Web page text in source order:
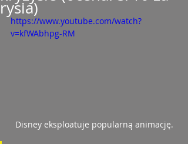
rysia)
https://www.youtube.com/watch?
v=kfWAbhpg-RM
Disney eksploatuje popularną animację.